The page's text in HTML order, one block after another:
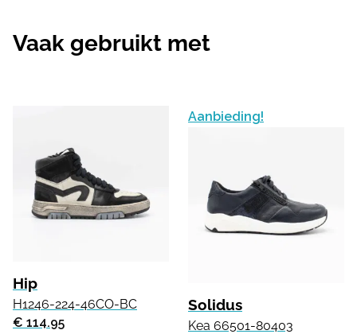
Vaak gebruikt met
Hip
H1246-224-46CO-BC
€ 114.95
Aanbieding!
Solidus
Kea 66501-80403